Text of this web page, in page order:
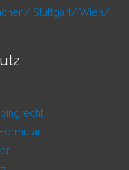
Stuttgart/ Wien/